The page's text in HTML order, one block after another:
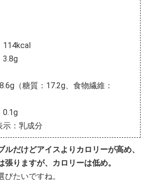
114kcal
3.8g
（糖質：17.2g、食物繊維：
0.1g
示：乳成分
ルだけどアイスよりカロリーが高め、
張りますが、カロリーは低め。
たいですね。